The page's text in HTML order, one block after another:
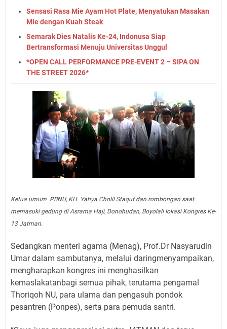
Sensasi Rasa Mie Ayam Hot Plate, Menyatukan Masakan
Mie dengan Kuah Steak
Semarak Dies Natalis Ke-24, Indonusa Siap
Bertransformasi Menuju Universitas Unggul
*OPEN CALL PERFORMANCE PRE-EVENT 2 – SIPA ON
THE STREET 2026*
Ketua umum PBNU, KH. Yahya Cholil Staquf dan rombongan saat
memasuki gedung di Asrama Haji, Donohudan, Boyolali lokasi Kongres Ke-
13 Jatman.
Sedangkan menteri agama (Menag), Prof.Dr Nasyarudin
Umar dalam sambutanya, melalui daringmenyampaikan,
mengharapkan kongres ini menghasilkan
kemaslakatanbagi semua pihak, terutama pengamal
Thoriqoh NU, para ulama dan pengasuh pondok
pesantren (Ponpes), serta para pemuda santri.